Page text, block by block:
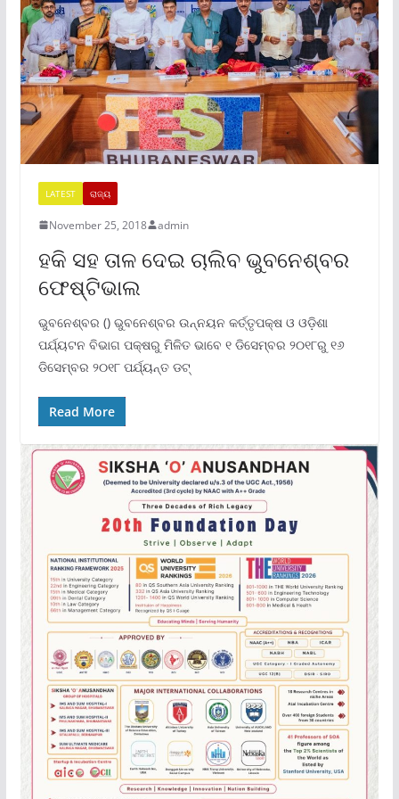
LATEST ରାଜ୍ୟ
November 25, 2018 admin
ହକି ସହ ତାଳ ଦେଇ ଚାଲିବ ଭୁବନେଶ୍ବର
ଫେଷ୍ଟିଭାଲ
ଭୁବନେଶ୍ବର () ଭୁବନେଶ୍ବର ଉନ୍ନୟନ କର୍ତ୍ତୃପକ୍ଷ ଓ ଓଡ଼ିଶା
ପର୍ଯ୍ୟଟନ ବିଭାଗ ପକ୍ଷରୁ ମିଳିତ ଭାବେ ୧ ଡିସେମ୍ବର ୨୦୧୮ରୁ ୧୬
ଡିସେମ୍ବର ୨୦୧୮ ପର୍ଯ୍ୟନ୍ତ ଡଟ୍
Read More